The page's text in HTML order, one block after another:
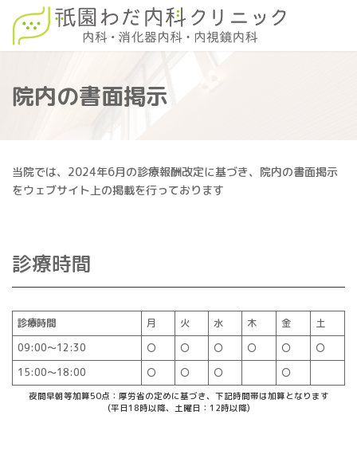
ン
ー
院内の書面掲示
当院では、2024年6月の診療報酬改定に基づき、院内の書面掲示
をウェブサイト上の掲載を行っております
診療時間
診療時間 月 火 水 木 金
土
09:00～12:30
〇 〇 〇 〇 〇
〇
15:00～18:00
〇 〇 〇 〇
夜間早朝等加算50点：厚労省の定めに基づき、下記時間帯は加算となります
(平日18時以降、土曜日：12時以降)